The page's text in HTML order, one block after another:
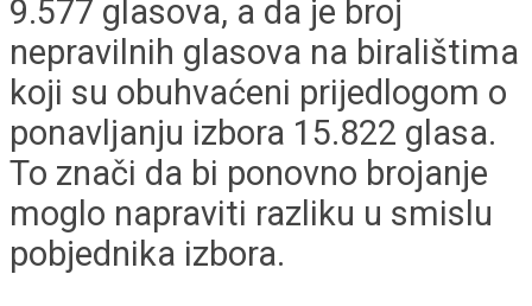
9.577 glasova, a da je broj
nepravilnih glasova na biralištima
koji su obuhvaćeni prijedlogom o
ponavljanju izbora 15.822 glasa.
To znači da bi ponovno brojanje
moglo napraviti razliku u smislu
pobjednika izbora.